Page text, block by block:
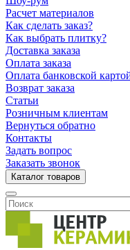
Расчет материалов
Как сделать заказ?
Как выбрать плитку?
Доставка заказа
Оплата заказа
Оплата банковской
Возврат заказа
Статьи
Розничным клиентам
Вернуться обратно
Контакты
Задать вопрос
Заказать звонок
Каталог товаров